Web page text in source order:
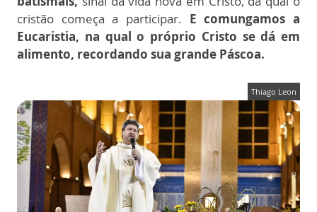
cristão começa a participar. E comungamos a
Eucaristia, na qual o próprio Cristo se dá em
alimento, recordando sua grande Páscoa.
Thiago Leon